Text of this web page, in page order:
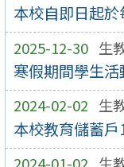
本校自即日起
2025-12-30 生
寒假期間學生
2024-02-02 生
本校教育儲蓄